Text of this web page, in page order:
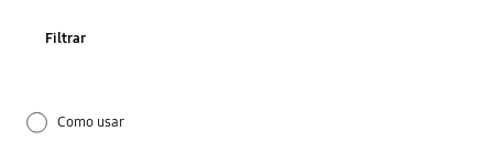
Filtrar
Como usar